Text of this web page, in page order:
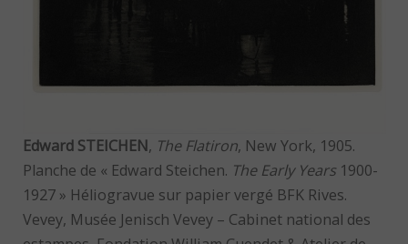
Edward STEICHEN, The Flatiron, New York, 1905.
Planche de « Edward Steichen. The Early Years1900-
1927 » Héliogravue sur papier vergé BFK Rives.
Vevey, Musée Jenisch Vevey – Cabinet national des